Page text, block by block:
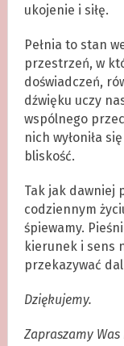
ukojenie i siłę.
Pełnia to stan
przestrzeń, w
doświadczeń,
dźwięku uczy
wspólnego
nich wyłoniła
bliskość.
Tak jak dawniej
codziennym
śpiewamy.
kierunek i sens
przekazywać
Dziękujemy.
Zapraszamy